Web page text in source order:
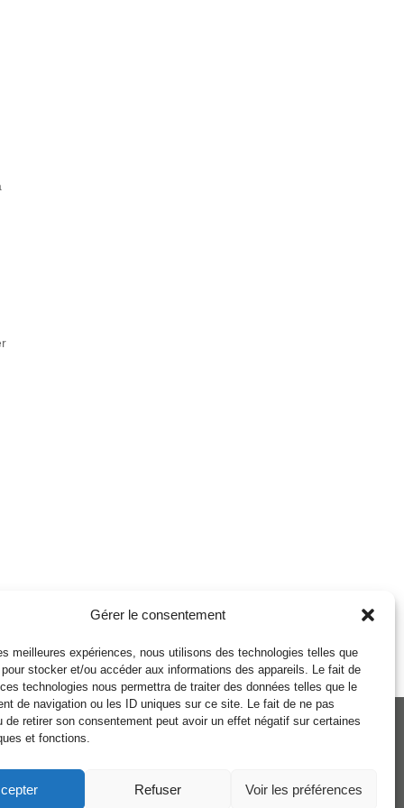
Gérer le consentement
meilleures expériences, nous utilisons des technologies telles que
stocker et/ou accéder aux informations des appareils. Le fait de
technologies nous permettra de traiter des données telles que le
de navigation ou les ID uniques sur ce site. Le fait de ne pas
de retirer son consentement peut avoir un effet négatif sur certaines
et fonctions.
Refuser Voir les préférences
Politique de cookies